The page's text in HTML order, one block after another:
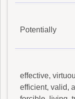
Potentially
effective,
efficient, valid,